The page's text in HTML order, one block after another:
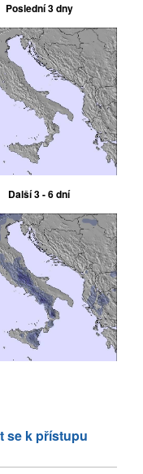
Poslední 3 dny
Další 3 - 6 dní
se k přístupu